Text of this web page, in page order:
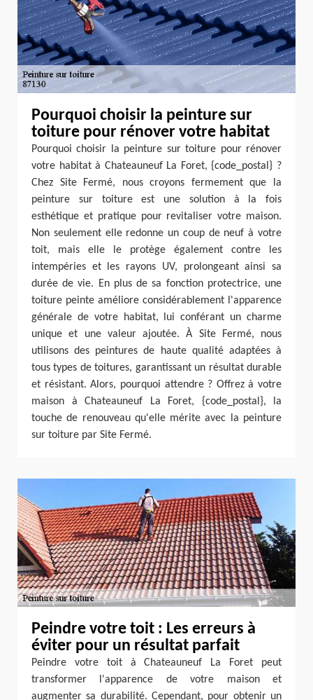
Pourquoi choisir la peinture sur
toiture pour rénover votre habitat
Pourquoi choisir la peinture sur toiture pour rénover
votre habitat à Chateauneuf La Foret, {code_postal} ?
Chez Site Fermé, nous croyons fermement que la
peinture sur toiture est une solution à la fois
esthétique et pratique pour revitaliser votre maison.
Non seulement elle redonne un coup de neuf à votre
toit, mais elle le protège également contre les
intempéries et les rayons UV, prolongeant ainsi sa
durée de vie. En plus de sa fonction protectrice, une
toiture peinte améliore considérablement l'apparence
générale de votre habitat, lui conférant un charme
unique et une valeur ajoutée. À Site Fermé, nous
utilisons des peintures de haute qualité adaptées à
tous types de toitures, garantissant un résultat durable
et résistant. Alors, pourquoi attendre ? Offrez à votre
maison à Chateauneuf La Foret, {code_postal}, la
touche de renouveau qu'elle mérite avec la peinture
sur toiture par Site Fermé.
Peindre votre toit : Les erreurs à
éviter pour un résultat parfait
Peindre votre toit à Chateauneuf La Foret peut
transformer l'apparence de votre maison et
augmenter sa durabilité. Cependant, pour obtenir un